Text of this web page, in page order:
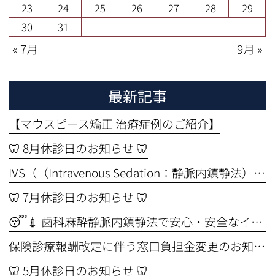
23
24 25 26 27 28
29
30
31
« 7月 9月 »
最新記事
【マウスピース矯正 治療症例のご紹介】
🦷 8月休診日のお知らせ 🦷
IVS（（Intravenous Sedation：静脈内鎮静法））セミナーを受講しました🦷✨ ～より安全なインプラント治療のために～
🦷 7月休診日のお知らせ 🦷
😴💉 歯科麻酔静脈内鎮静法で安心・安全なインプラント手術🦷
保険診療報酬改定に伴う窓口負担金変更のお知らせ
🦷 5月休診日のお知らせ 🦷